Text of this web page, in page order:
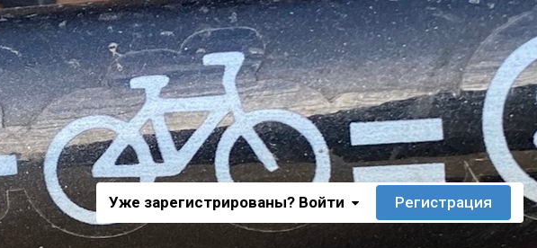
Уже зарегистрированы? Войти Регистрация